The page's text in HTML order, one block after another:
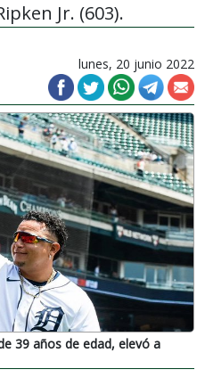
Jr. (603).
lunes, 20 junio 2022
39 años de edad, elevó a